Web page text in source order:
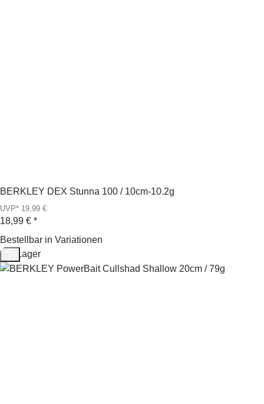
BERKLEY DEX Stunna 100 / 10cm-10.2g
UVP* 19,99 €
18,99 € *
Bestellbar in Variationen
Auf Lager